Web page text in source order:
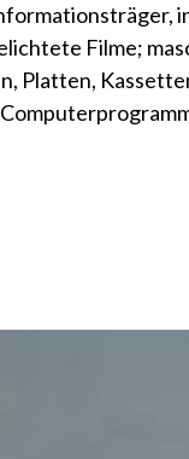
Filme;
Platten,